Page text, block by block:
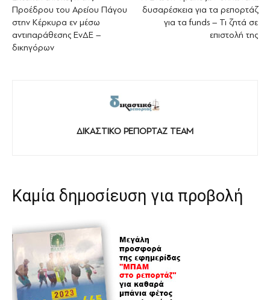
Προέδρου του Αρείου Πάγου
στην Κέρκυρα εν μέσω
αντιπαράθεσης ΕνΔΕ –
δικηγόρων
δυσαρέσκεια για τα ρεπορτάζ
για τα funds – Τι ζητά σε
επιστολή της
ΔΙΚΑΣΤΙΚΟ ΡΕΠΟΡΤΑΖ TEAM
Καμία δημοσίευση για προβολή